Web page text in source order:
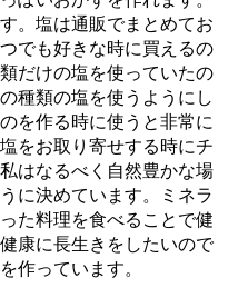
。塩は通販でまとめてお
でも好きな時に買えるの
だけの塩を使っていたの
種類の塩を使うようにし
を作る時に使うと非常に
をお取り寄せする時にチ
はなるべく自然豊かな場
に決めています。ミネラ
た料理を食べることで健
康に長生きをしたいので
作っています。